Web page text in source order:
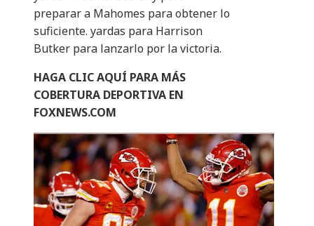
preparar a Mahomes para obtener lo
suficiente. yardas para Harrison
Butker para lanzarlo por la victoria.
HAGA CLIC AQUÍ PARA MÁS
COBERTURA DEPORTIVA EN
FOXNEWS.COM